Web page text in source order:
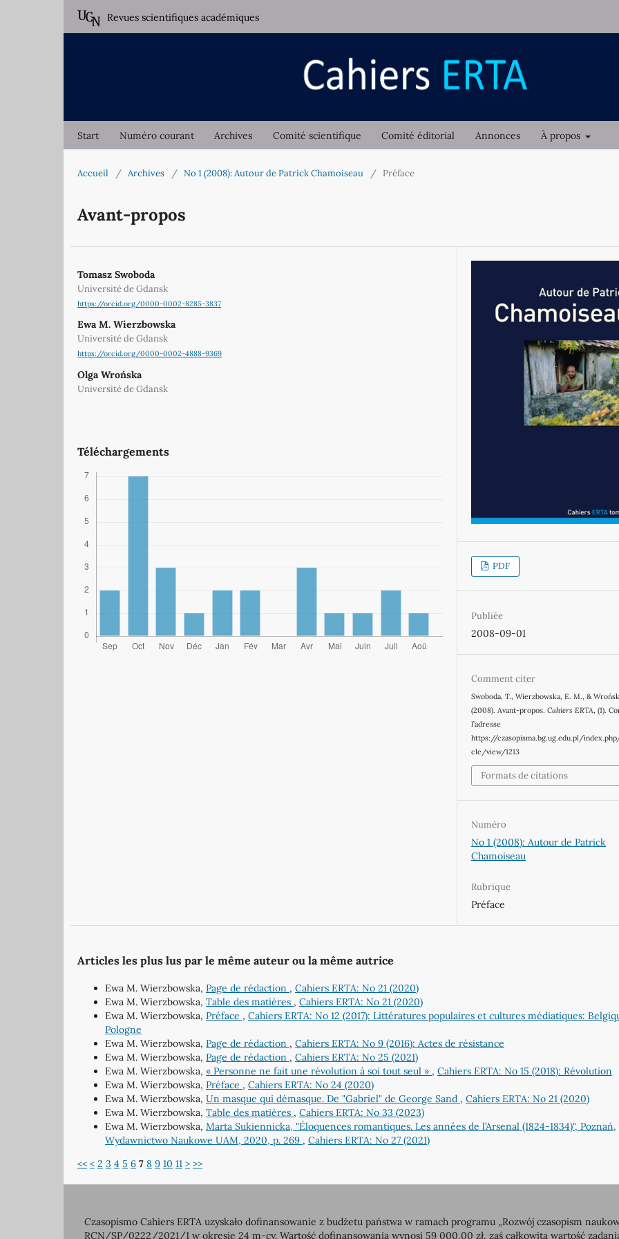
Start Numéro courant Archives Comité scientifique Comité éditorial Annonces À propos
Revues scientifiques académiques
Accueil / Archives / No 1 (2008): Autour de Patrick Chamoiseau / Préface
Avant-propos
Tomasz Swoboda
Université de Gdansk
https://orcid.org/0000-0002-8285-3837
Ewa M. Wierzbowska
Université de Gdansk
https://orcid.org/0000-0002-4888-9369
Olga Wrońska
Université de Gdansk
Téléchargements
PDF
Publiée
2008-09-01
Comment citer
Swoboda, T., Wierzbowska, E. M., &
(2008). Avant-propos.Cahiers ERTA , (1).
l’adresse
https://czasopisma.bg.ug.edu.pl/
cle/view/1213
Formats de citations
Numéro
No 1 (2008): Autour de Patrick
Chamoiseau
Rubrique
Préface
Articles les plus lus par le même auteur ou la même autrice
Ewa M. Wierzbowska, Page de rédaction , Cahiers ERTA: No 21 (2020)
Ewa M. Wierzbowska, Table des matières , Cahiers ERTA: No 21 (2020)
Ewa M. Wierzbowska, Préface , Cahiers ERTA: No 12 (2017): Littératures populaires et cultures médiatiques:
Pologne
Ewa M. Wierzbowska, Page de rédaction , Cahiers ERTA: No 9 (2016): Actes de résistance
Ewa M. Wierzbowska, Page de rédaction , Cahiers ERTA: No 25 (2021)
Ewa M. Wierzbowska, « Personne ne fait une révolution à soi tout seul » , Cahiers ERTA: No 15 (2018): Révolution
Ewa M. Wierzbowska, Préface , Cahiers ERTA: No 24 (2020)
Ewa M. Wierzbowska, Un masque qui démasque. De "Gabriel" de George Sand , Cahiers ERTA: No 21 (2020)
Ewa M. Wierzbowska, Table des matières , Cahiers ERTA: No 33 (2023)
Ewa M. Wierzbowska, Marta Sukiennicka, "Éloquences romantiques. Les années de l’Arsenal (1824-1834)", Poznań,
Wydawnictwo Naukowe UAM, 2020, p. 269 , Cahiers ERTA: No 27 (2021)
<< < 2 3 4 5 6 7 8 9 10 11 > >>
Czasopismo Cahiers ERTA uzyskało dofinansowanie z budżetu państwa w ramach programu „Rozwój czasopism
RCN/SP/0222/2021/1 w okresie 24 m-cy. Wartość dofinansowania wynosi 59 000,00 zł, zaś całkowita wartość